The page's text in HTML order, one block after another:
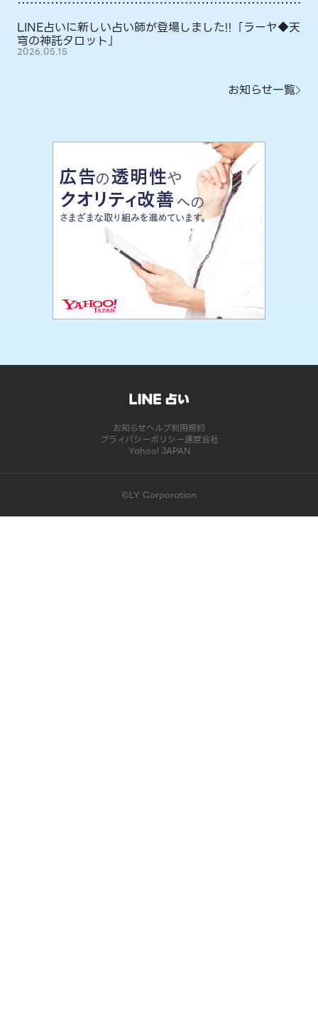
LINE占いに新しい占い師が登場しました!!「ラーヤ◆天
穹の神託タロット」
2026.05.15
お知らせ一覧
お知らせヘルプ利用規約
プライバシーポリシー運営会社
Yahoo! JAPAN
©LY Corporation
このコンテンツは掲載が終了しました | LINE占い